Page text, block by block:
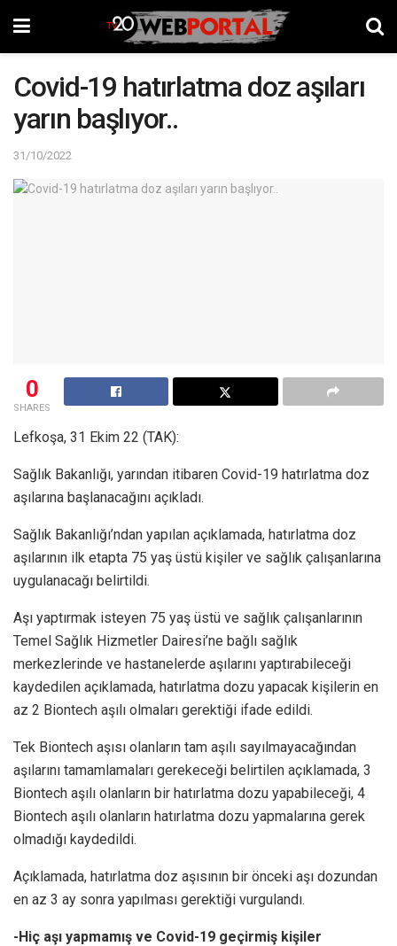
Covid-19 hatırlatma doz aşıları
yarın başlıyor..
31/10/2022
0
SHARES
Lefkoşa, 31 Ekim 22 (TAK):
Sağlık Bakanlığı, yarından itibaren Covid-19 hatırlatma doz
aşılarına başlanacağını açıkladı.
Sağlık Bakanlığı’ndan yapılan açıklamada, hatırlatma doz
aşılarının ilk etapta 75 yaş üstü kişiler ve sağlık çalışanlarına
uygulanacağı belirtildi.
Aşı yaptırmak isteyen 75 yaş üstü ve sağlık çalışanlarının
Temel Sağlık Hizmetler Dairesi’ne bağlı sağlık
merkezlerinde ve hastanelerde aşılarını yaptırabileceği
kaydedilen açıklamada, hatırlatma dozu yapacak kişilerin en
az 2 Biontech aşılı olmaları gerektiği ifade edildi.
Tek Biontech aşısı olanların tam aşılı sayılmayacağından
aşılarını tamamlamaları gerekeceği belirtilen açıklamada, 3
Biontech aşılı olanların bir hatırlatma dozu yapabileceği, 4
Biontech aşılı olanların hatırlatma dozu yapmalarına gerek
olmadığı kaydedildi.
Açıklamada, hatırlatma doz aşısının bir önceki aşı dozundan
en az 3 ay sonra yapılması gerektiği vurgulandı.
-Hiç aşı yapmamış ve Covid-19 geçirmiş kişiler